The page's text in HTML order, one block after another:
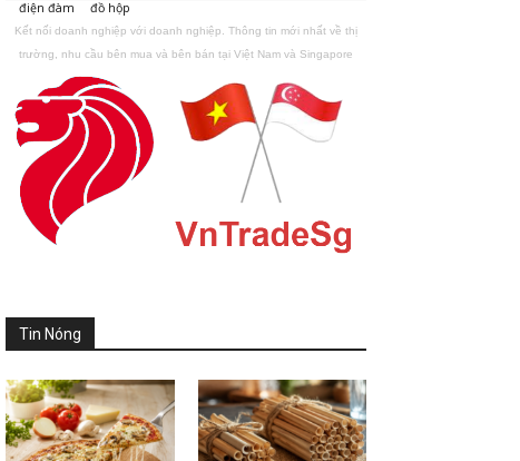
điện đàm đồ hộp
Kết nối doanh nghiệp với doanh nghiệp. Thông tin mới nhất về thị
trường, nhu cầu bên mua và bên bán tại Việt Nam và Singapore
Tin Nóng